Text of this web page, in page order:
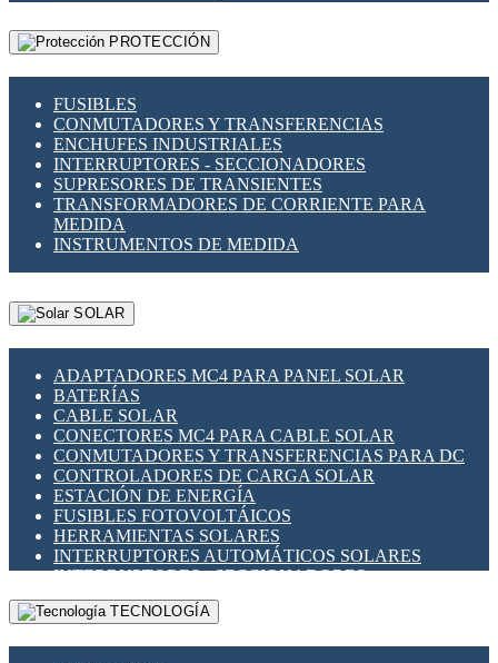
PROTECCIÓN
FUSIBLES
CONMUTADORES Y TRANSFERENCIAS
ENCHUFES INDUSTRIALES
INTERRUPTORES - SECCIONADORES
SUPRESORES DE TRANSIENTES
TRANSFORMADORES DE CORRIENTE PARA
MEDIDA
INSTRUMENTOS DE MEDIDA
SOLAR
ADAPTADORES MC4 PARA PANEL SOLAR
BATERÍAS
CABLE SOLAR
CONECTORES MC4 PARA CABLE SOLAR
CONMUTADORES Y TRANSFERENCIAS PARA DC
CONTROLADORES DE CARGA SOLAR
ESTACIÓN DE ENERGÍA
FUSIBLES FOTOVOLTÁICOS
HERRAMIENTAS SOLARES
INTERRUPTORES AUTOMÁTICOS SOLARES
INTERRUPTORES - SECCIONADORES
FOTOVOLTÁICOS
MONTAJE PANEL SOLAR
TECNOLOGÍA